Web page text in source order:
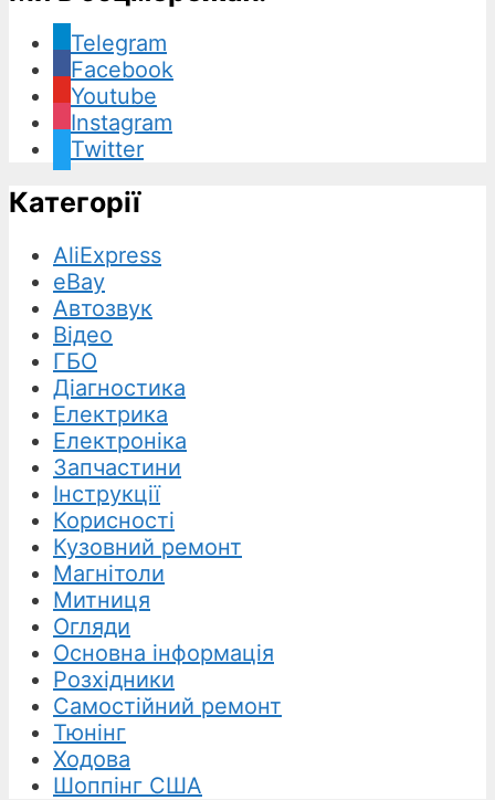
Telegram
Facebook
Youtube
Instagram
Twitter
Категорії
AliExpress
eBay
Автозвук
Відео
ГБО
Діагностика
Електрика
Електроніка
Запчастини
Інструкції
Корисності
Кузовний ремонт
Магнітоли
Митниця
Огляди
Основна інформація
Розхідники
Самостійний ремонт
Тюнінг
Ходова
Шоппінг США